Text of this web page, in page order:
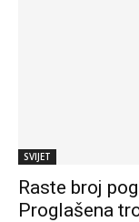
SVIJET
Raste broj
Proglašena